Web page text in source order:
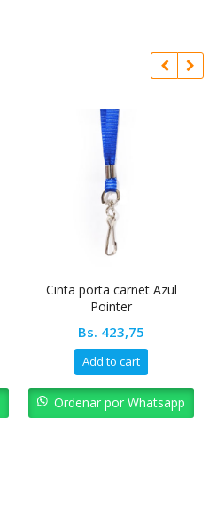
Cinta porta carnet Azul
Pointer
Bs. 423,75
Add to cart
Ordenar por Whatsapp